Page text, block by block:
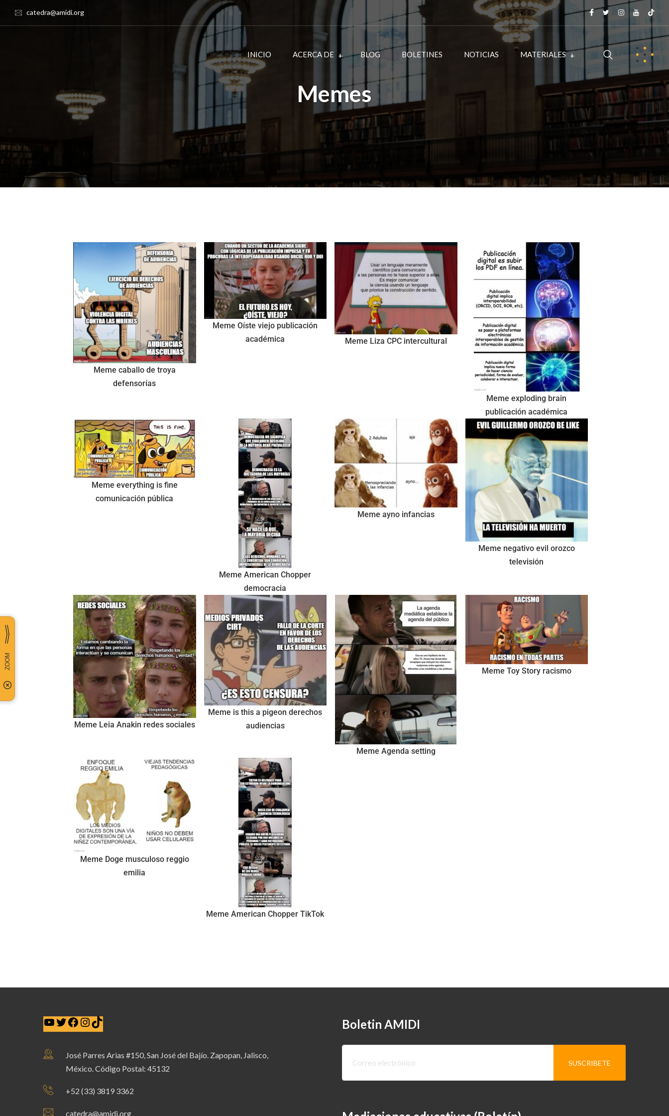
catedra@amidi.org
INICIO ACERCA DE BLOG BOLETINES NOTICIAS MATERIALES
Memes
Meme caballo de troya
defensorías
Meme Oíste viejo publicación
académica
Meme Liza CPC intercultural
Meme exploding brain
publicación académica
Meme everything is fine
comunicación pública
Meme American Chopper
democracia
Meme ayno infancias
Meme negativo evil orozco
televisión
Meme Leia Anakin redes sociales
Meme is this a pigeon derechos
audiencias
Meme Agenda setting
Meme Toy Story racismo
Meme Doge musculoso reggio
emilia
Meme American Chopper TikTok
José Parres Arias #150, San José del Bajío. Zapopan, Jalisco,
México. Código Postal: 45132
+52 (33) 3819 3362
catedra@amidi.org
Boletin AMIDI